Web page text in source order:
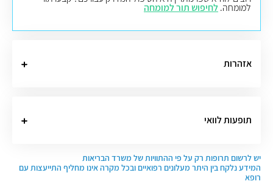
למומחה.לחיפוש תור למומחה
אזהרות
תופעות לוואי
יש לרשום תרופות רק על פי ההתוויות של משרד הבריאות
המידע נלקח בין היתר מעלונים רפואיים ובכל מקרה אינו מחליף התייעצות עם
רופא